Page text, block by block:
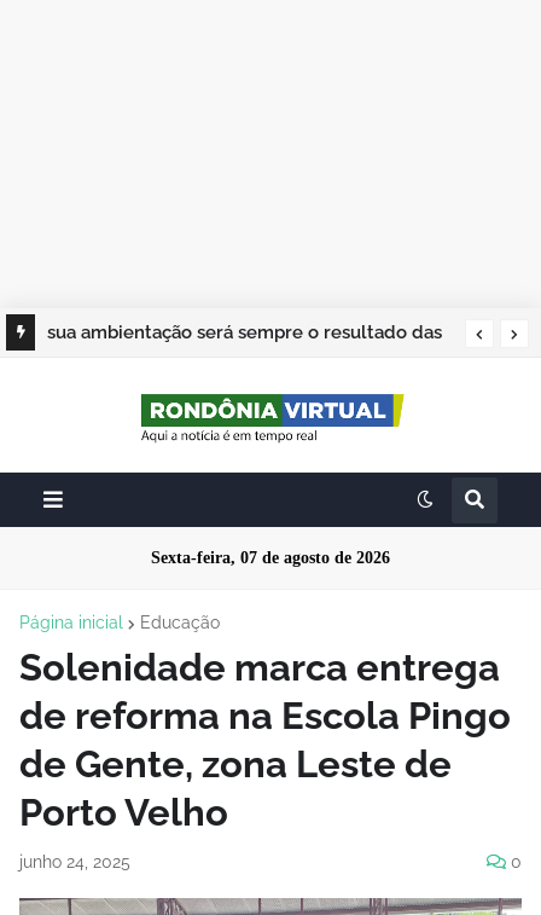
sua ambientação será sempre o resultado das
Sexta-feira, 07 de agosto de 2026
Página inicial Educação
Solenidade marca entrega
de reforma na Escola Pingo
de Gente, zona Leste de
Porto Velho
junho 24, 2025 0